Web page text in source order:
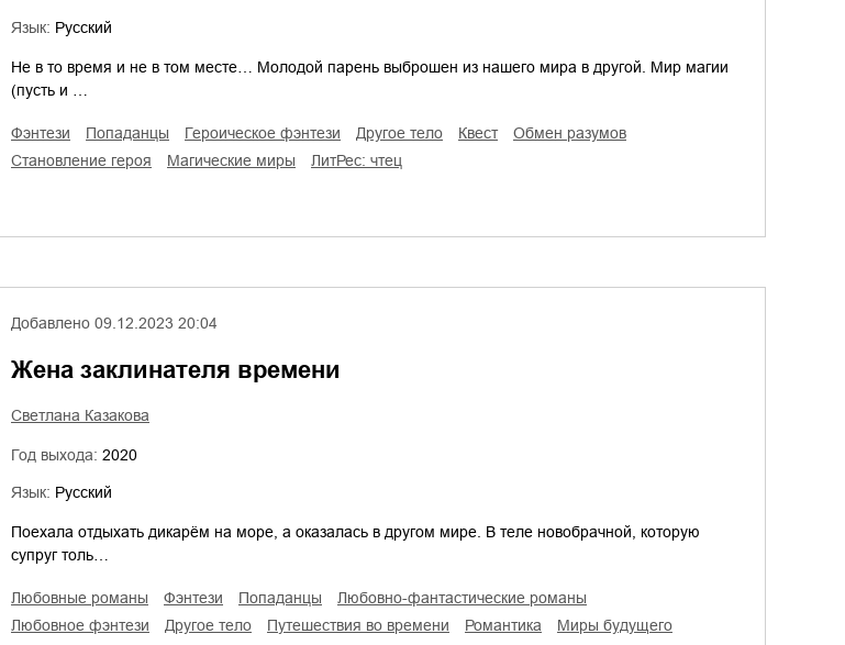
Язык: Русский
Не в то время и не в том месте… Молодой парень выброшен из нашего мира в другой. Мир магии
(пусть и …
фэнтези попаданцы героическое фэнтези другое тело квест
обмен разумов
становление героя
магические миры ЛитРес: чтец
Добавлено 09.12.2023 20:04
Жена заклинателя времени
Светлана Казакова
Год выхода: 2020
Язык: Русский
Поехала отдыхать дикарём на море, а оказалась в другом мире. В теле новобрачной, которую
супруг толь…
любовные романы фэнтези попаданцы
любовно-фантастические романы
любовное фэнтези
другое тело путешествия во времени романтика
миры будущего